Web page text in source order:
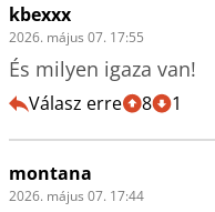
kbexxx
2026. május 07. 17:55
És milyen igaza van!
Válasz erre 8 1
montana
2026. május 07. 17:44